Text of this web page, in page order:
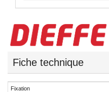
Fiche technique
Fixation